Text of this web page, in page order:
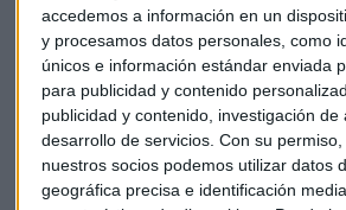
accedemos a información en un
y procesamos datos personales, como
únicos e información estándar enviada
para publicidad y contenido
publicidad y contenido, investigación de
desarrollo de servicios. Con su
nuestros socios podemos utilizar datos
geográfica precisa e identificación
cuando se combina con cambios en la
Los resultados del último estudio
persuadir a las aseguradoras y
americanas a cubrir los costes del
1.300 dólaresen EEUU.
Allí, la ley clasifica los tratamientos